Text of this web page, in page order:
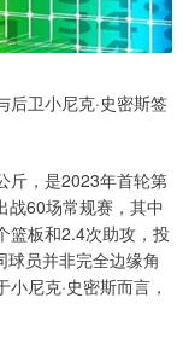
后卫小尼克·史密斯签
斤，是2023年首轮第
战60场常规赛，其中
篮板和2.4次助攻，投
员并非完全边缘角
尼克·史密斯而言，